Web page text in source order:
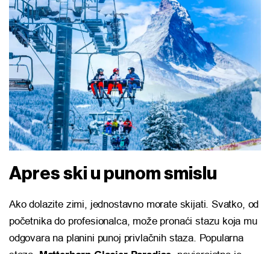
Apres ski u punom smislu
Ako dolazite zimi, jednostavno morate skijati. Svatko, od
početnika do profesionalca, može pronaći stazu koja mu
odgovara na planini punoj privlačnih staza. Popularna